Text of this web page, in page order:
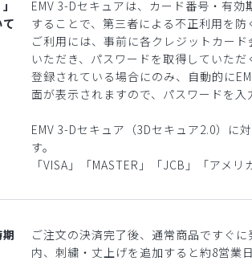
EMV 3-Dセキュアは、カード番号・有
することで、第三者による不正利用を防
ご利用には、事前に各クレジットカー
いただき、パスワードを取得していただ
登録されている場合にのみ、自動的に
面が表示されますので、パスワードを入
EMV 3-Dセキュア（3Dセキュア2.0）に
す。
「VISA」「MASTER」「JCB」「アメリ
ご注文の決済完了後、通常商品ですぐ
内、刺繍・丈上げを追加すると約8営業